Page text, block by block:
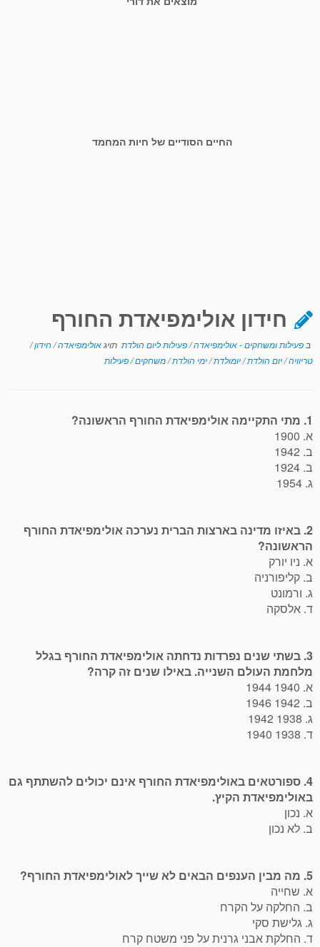
החיים הסודיים של חיות המחמד
חידון אולימפיאדת החורף
ב פעילות ומשחקים - אולימפיאדה/פעילות ליום הולדת תויגאולימפיאדה/חידון/
טריוויה/יום הולדת/יומולדת/ימי הולדת/משחקים/פעילות
1. מתי התקיימה אולימפיאדת החורף הראשונה?
א. 1900
ב. 1942
ב. 1924
ג. 1954
2. באיזו מדינה בארצות הברית נערכה אולימפיאדת החורף
הראשונה?
א. ניו יורק
ב. קליפורניה
ג. ורמונט
ד. אלסקה
3. בשתי שנים נפרדות נדחתה אולימפיאדת החורף בגלל
מלחמת העולם השנייה. באילו שנים זה קרה?
א. 1940 1944
ב. 1942 1946
ג. 1938 1942
ד. 1938 1940
4. ספורטאים באולימפיאדת החורף אינם יכולים להשתתף גם
באולימפיאדת הקיץ.
א. נכון
ב. לא נכון
5. מה מבין הענפים הבאים לא שייך לאולימפיאדת החורף?
א. שחייה
ב. החלקה על הקרח
ג. גלישת סקי
ד. החלקת אבני גרנית על פני משטח קרח